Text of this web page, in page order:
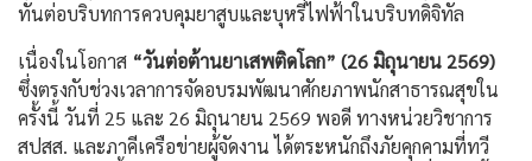
ทันต่อบริบทการควบคุมยาสูบและบุหรี่ไฟฟ้าในบริบทดิจิทัล
เนื่องในโอกาส “วันต่อต้านยาเสพติดโลก” (26 มิถุนายน 2569)
ซึ่งตรงกับช่วงเวลาการจัดอบรมพัฒนาศักยภาพนักสาธารณสุขใน
ครั้งนี้ วันที่ 25 และ 26 มิถุนายน 2569 พอดี ทางหน่วยวิชาการ
สปสส. และภาคีเครือข่ายผู้จัดงาน ได้ตระหนักถึงภัยคุกคามที่ทวี